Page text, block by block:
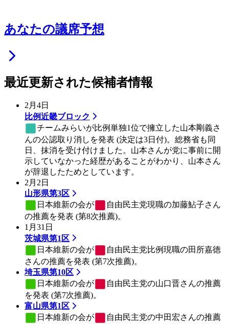
あなたの議席予想
最近更新された候補者情報
2月4日
比例近畿ブロック
チームみらいが比例単独1位で擁立した山本剛義さ
んの公認取り消しを発表 (決定は3日付)。総務省も同
日、抹消を受け付けました。山本さんが党に事前に開
示していなかった経歴があることがわかり、山本さん
が辞退したためとしています。
2月2日
山形県第3区
日本維新の会が 自由民主党現職の加藤鮎子さん
の推薦を発表 (第8次推薦)。
1月31日
茨城県第1区
日本維新の会が 自由民主党比例現職の田所嘉徳
さんの推薦を発表 (第7次推薦)。
埼玉県第10区
日本維新の会が 自由民主党の山口晋さんの推薦
を発表 (第7次推薦)。
富山県第1区
日本維新の会が 自由民主党の中田宏さんの推薦